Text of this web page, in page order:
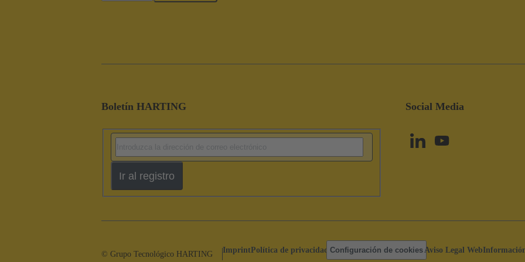
Boletín HARTING
Ir al registro
Social Media
© Grupo Tecnológico HARTING ImprintPolítica de privacidad Configuración de cookiesAviso Legal Web